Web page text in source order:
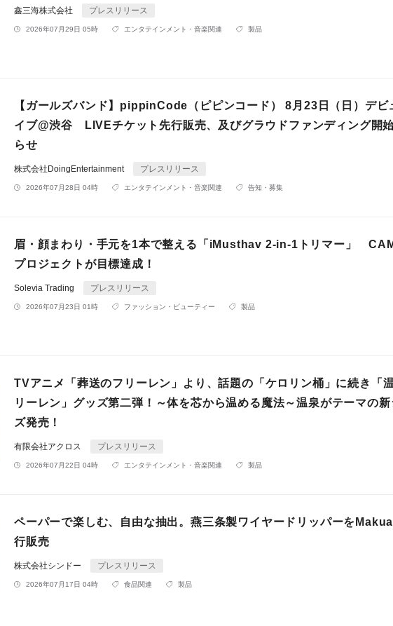
鑫三海株式会社 プレスリリース
2026年07月29日 05時 エンタテインメント・音楽関連 製品
【ガールズバンド】pippinCode（ピピンコード） 8月23日（日）デビ
イブ@渋谷 LIVEチケット先行販売、及びグラウドファンディング開
らせ
株式会社DoingEntertainment プレスリリース
2026年07月28日 04時 エンタテインメント・音楽関連 告知・募集
眉・顔まわり・手元を1本で整える「iMusthav 2-in-1トリマー」
プロジェクトが目標達成！
Solevia Trading プレスリリース
2026年07月23日 01時 ファッション・ビューティー 製品
TVアニメ「葬送のフリーレン」より、話題の「ケロリン桶」に続き「
リーレン」グッズ第二弾！～体を芯から温める魔法～温泉がテーマの新
ズ発売！
有限会社アクロス プレスリリース
2026年07月22日 04時 エンタテインメント・音楽関連 製品
ペーパーで楽しむ、自由な抽出。燕三条製ワイヤードリッパーを
行販売
株式会社シンドー プレスリリース
2026年07月17日 04時 食品関連 製品